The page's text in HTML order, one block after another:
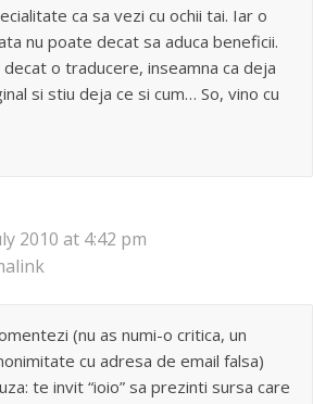
ca sa vezi cu ochii tai. Iar o
nu poate decat sa aduca beneficii.
o traducere, inseamna ca deja
si stiu deja ce si cum… So, vino cu
2010 at 4:42 pm
(nu as numi-o critica, un
cu adresa de email falsa)
te invit “ioio” sa prezinti sursa care